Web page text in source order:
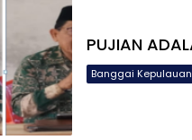
PUJIAN
Banggai Kepulauan